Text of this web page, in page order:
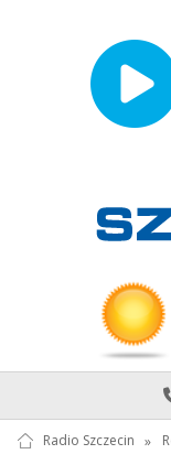
Radio Szczecin »